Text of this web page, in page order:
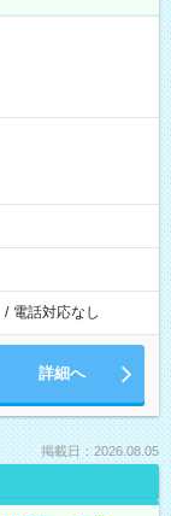
/ 電話対応なし
詳細へ
掲載日：2026.08.05